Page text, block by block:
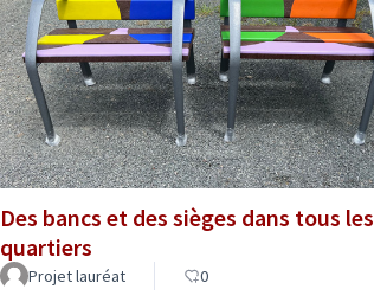
Des bancs et des sièges dans tous les
quartiers
Projet lauréat 0